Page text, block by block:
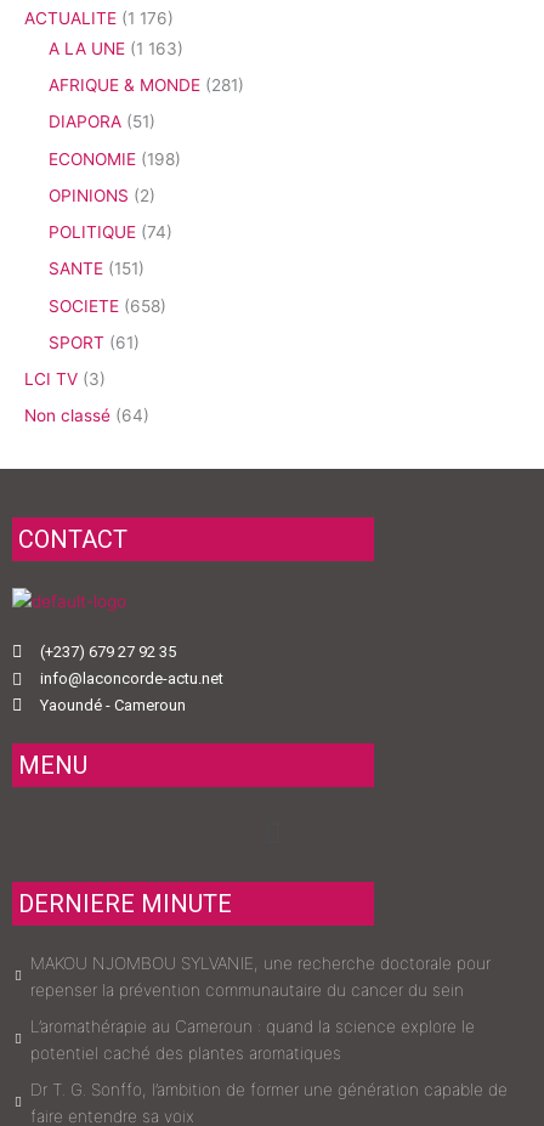
ACTUALITE (1 176)
A LA UNE (1 163)
AFRIQUE & MONDE (281)
DIAPORA (51)
ECONOMIE (198)
OPINIONS (2)
POLITIQUE (74)
SANTE (151)
SOCIETE (658)
SPORT (61)
LCI TV (3)
Non classé (64)
CONTACT
(+237) 679 27 92 35
info@laconcorde-actu.net
Yaoundé - Cameroun
MENU
DERNIERE MINUTE
MAKOU NJOMBOU SYLVANIE, une recherche doctorale pour
repenser la prévention communautaire du cancer du sein
L’aromathérapie au Cameroun : quand la science explore le
potentiel caché des plantes aromatiques
Dr T. G. Sonffo, l’ambition de former une génération capable de
faire entendre sa voix